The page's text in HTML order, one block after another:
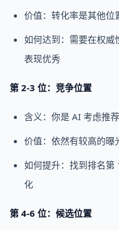
价值：转化率是其他位
如何达到：需要在权威
表现优秀
第 2-3 位：竞争位置
含义：你是 AI 考虑推
价值：依然有较高的曝
如何提升：找到排名第
化
第 4-6 位：候选位置